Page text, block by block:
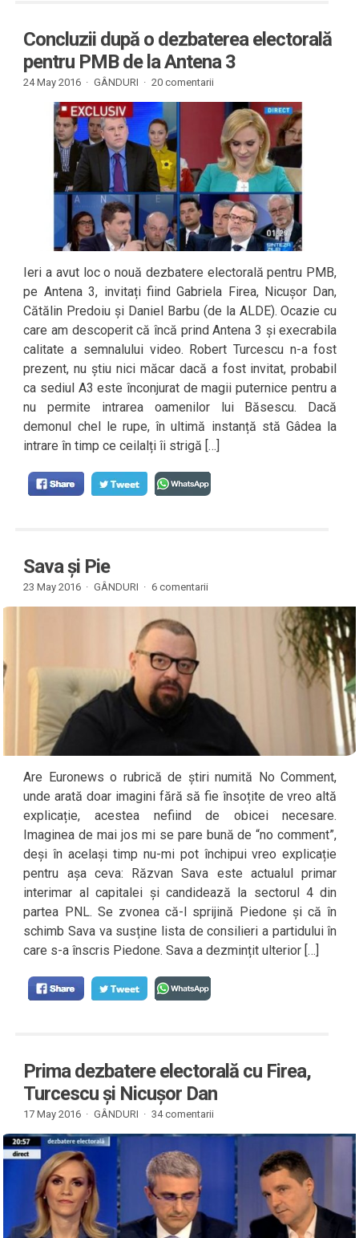
Concluzii după o dezbaterea electorală
pentru PMB de la Antena 3
24 May 2016 · GÂNDURI · 20 comentarii
Ieri a avut loc o nouă dezbatere electorală pentru PMB,
pe Antena 3, invitați fiind Gabriela Firea, Nicușor Dan,
Cătălin Predoiu și Daniel Barbu (de la ALDE). Ocazie cu
care am descoperit că încă prind Antena 3 și execrabila
calitate a semnalului video. Robert Turcescu n-a fost
prezent, nu știu nici măcar dacă a fost invitat, probabil
ca sediul A3 este înconjurat de magii puternice pentru a
nu permite intrarea oamenilor lui Băsescu. Dacă
demonul chel le rupe, în ultimă instanță stă Gâdea la
intrare în timp ce ceilalți îi strigă […]
Sava și Pie
23 May 2016 · GÂNDURI · 6 comentarii
Are Euronews o rubrică de știri numită No Comment,
unde arată doar imagini fără să fie însoțite de vreo altă
explicație, acestea nefiind de obicei necesare.
Imaginea de mai jos mi se pare bună de “no comment”,
deși în același timp nu-mi pot închipui vreo explicație
pentru așa ceva: Răzvan Sava este actualul primar
interimar al capitalei și candidează la sectorul 4 din
partea PNL. Se zvonea că-l sprijină Piedone și că în
schimb Sava va susține lista de consilieri a partidului în
care s-a înscris Piedone. Sava a dezmințit ulterior […]
Prima dezbatere electorală cu Firea,
Turcescu și Nicușor Dan
17 May 2016 · GÂNDURI · 34 comentarii